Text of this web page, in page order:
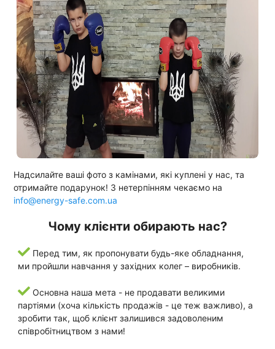
Надсилайте ваші фото з камінами, які куплені у нас, та
отримайте подарунок! З нетерпінням чекаємо на
info@energy-safe.com.ua
Чому клієнти обирають нас?
Перед тим, як пропонувати будь-яке обладнання,
ми пройшли навчання у західних колег – виробників.
Основна наша мета - не продавати великими
партіями (хоча кількість продажів - це теж важливо), а
зробити так, щоб клієнт залишився задоволеним
співробітництвом з нами!